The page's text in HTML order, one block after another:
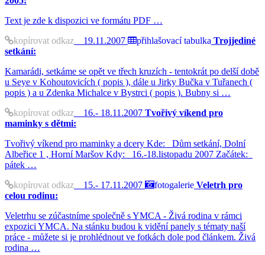
Text je zde k dispozici ve formátu PDF …
kopírovat odkaz 19.11.2007 přihlašovací tabulka Trojjediné
setkání:
Kamarádi, setkáme se opět ve třech kruzích - tentokrát po delší době
u Seye v Kohoutovicích ( popis ), dále u Jirky Bučka v Tuřanech (
popis ) a u Zdenka Michalce v Bystrci ( popis ). Bubny si …
kopírovat odkaz 16.- 18.11.2007 Tvořivý víkend pro
maminky s dětmi:
Tvořivý víkend pro maminky a dcery Kde: Dům setkání, Dolní
Albeřice 1 , Horní Maršov Kdy: 16.-18.listopadu 2007 Začátek:
pátek …
kopírovat odkaz 15.- 17.11.2007 fotogalerie Veletrh pro
celou rodinu:
Veletrhu se zúčastníme společně s YMCA - Živá rodina v rámci
expozici YMCA. Na stánku budou k vidění panely s tématy naší
práce - můžete si je prohlédnout ve fotkách dole pod článkem. Živá
rodina …